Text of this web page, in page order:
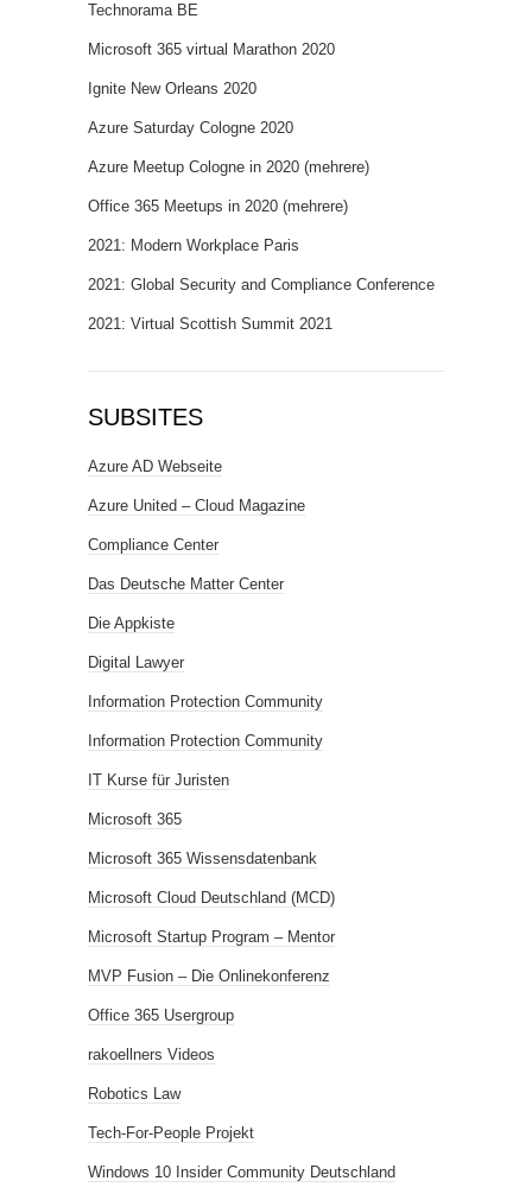
Technorama BE
Microsoft 365 virtual Marathon 2020
Ignite New Orleans 2020
Azure Saturday Cologne 2020
Azure Meetup Cologne in 2020 (mehrere)
Office 365 Meetups in 2020 (mehrere)
2021: Modern Workplace Paris
2021: Global Security and Compliance Conference
2021: Virtual Scottish Summit 2021
SUBSITES
Azure AD Webseite
Azure United – Cloud Magazine
Compliance Center
Das Deutsche Matter Center
Die Appkiste
Digital Lawyer
Information Protection Community
Information Protection Community
IT Kurse für Juristen
Microsoft 365
Microsoft 365 Wissensdatenbank
Microsoft Cloud Deutschland (MCD)
Microsoft Startup Program – Mentor
MVP Fusion – Die Onlinekonferenz
Office 365 Usergroup
rakoellners Videos
Robotics Law
Tech-For-People Projekt
Windows 10 Insider Community Deutschland